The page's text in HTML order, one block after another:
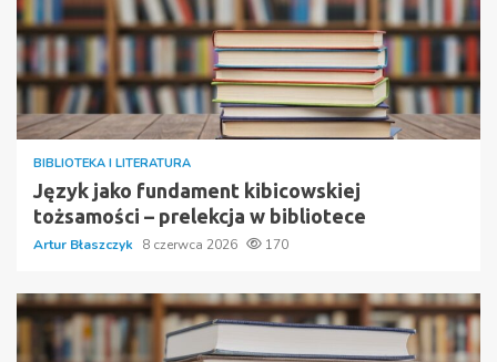
BIBLIOTEKA I LITERATURA
Język jako fundament kibicowskiej
tożsamości – prelekcja w bibliotece
Artur Błaszczyk 8 czerwca 2026 170